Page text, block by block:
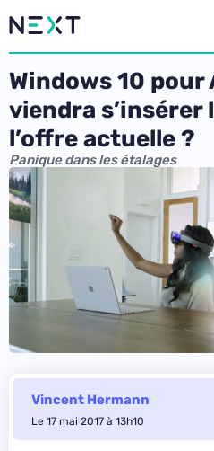
Windows 10 pour
viendra s’insérer
l’offre actuelle ?
Panique dans les étalages
Vincent Hermann
Le 17 mai 2017 à 13h10